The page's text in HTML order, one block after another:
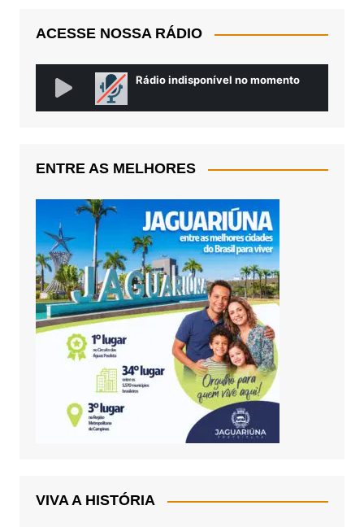
ACESSE NOSSA RÁDIO
ENTRE AS MELHORES
VIVA A HISTÓRIA